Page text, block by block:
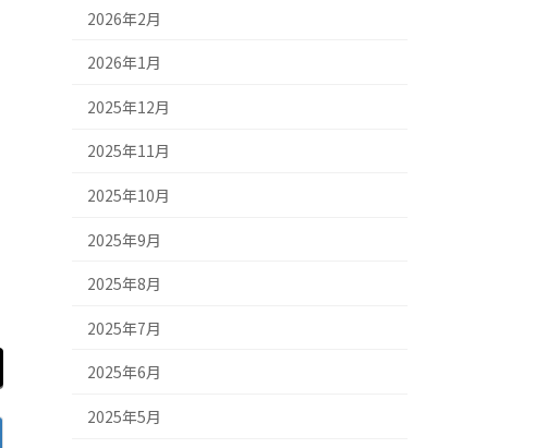
2026年2月
2026年1月
2025年12月
2025年11月
2025年10月
2025年9月
2025年8月
2025年7月
2025年6月
2025年5月